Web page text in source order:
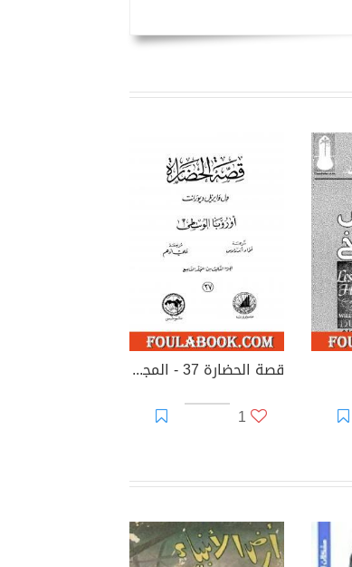
قصة الحضارة 37 - المجلد التاسع - ج3: أوروبا الوسطى
1